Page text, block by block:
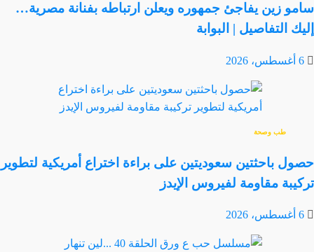
سامو زين يفاجئ جمهوره ويعلن ارتباطه بفنانة مصرية…
إليك التفاصيل | البوابة
6 أغسطس، 2026
طب وصحة
حصول باحثتين سعوديتين على براءة اختراع أمريكية لتطوير
تركيبة مقاومة لفيروس الإيدز
6 أغسطس، 2026